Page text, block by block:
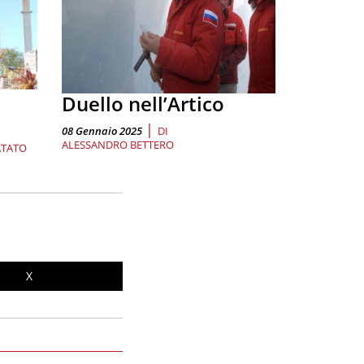
Duello nell’Artico
08 Gennaio 2025 | DI
ALESSANDRO BETTERO
X